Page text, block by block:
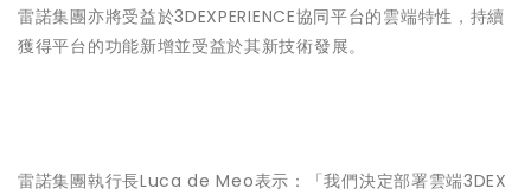
雷諾集團亦將受益於3DEXPERIENCE協同平台的雲端特性，持續
獲得平台的功能新增並受益於其新技術發展。
雷諾集團執行長Luca de Meo表示：「我們決定部署雲端3DEX